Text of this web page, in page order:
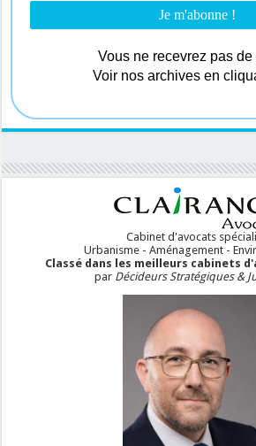
Vous ne recevrez pas de
Voir nos archives en
Cabinet d'avocats
Urbanisme - Aménagement -
Classé dans les meilleurs cabinets
par Décideurs Stratégiques &